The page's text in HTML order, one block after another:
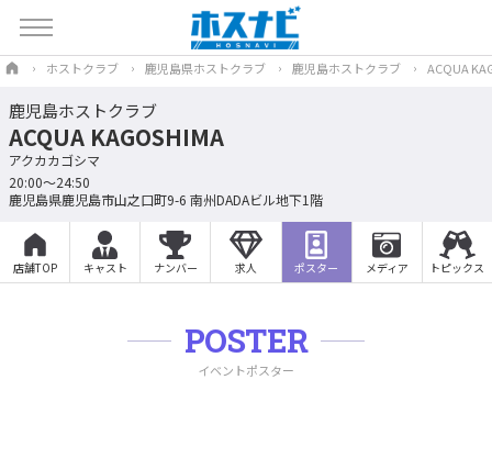
ホストクラブ 鹿児島県ホストクラブ 鹿児島ホストクラブ ACQUA
鹿児島ホストクラブ
ACQUA KAGOSHIMA
アクカカゴシマ
20:00～24:50
鹿児島県鹿児島市山之口町9-6 南州DADAビル地下1階
店舗TOP キャスト ナンバー 求人 ポスター メディア トピックス
POSTER
イベントポスター